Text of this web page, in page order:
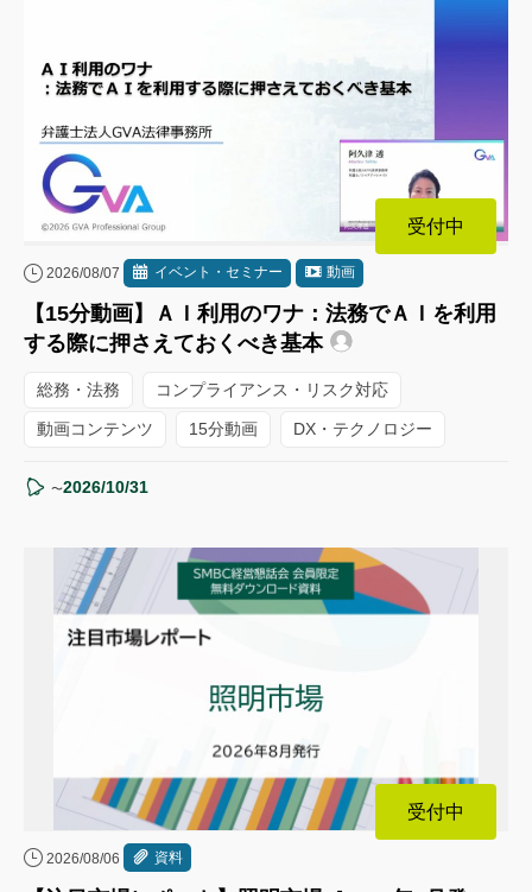
受付中
2026/08/07 イベント・セミナー 動画
【15分動画】ＡＩ利用のワナ：法務でＡＩを利用
する際に押さえておくべき基本
総務・法務 コンプライアンス・リスク対応
動画コンテンツ 15分動画 DX・テクノロジー
〜2026/10/31
受付中
2026/08/06 資料